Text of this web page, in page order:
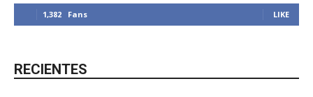
1,382 Fans LIKE
RECIENTES